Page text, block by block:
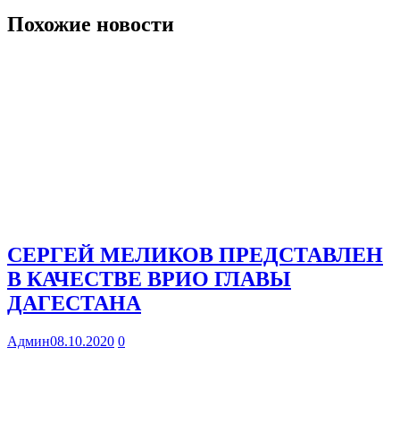
Похожие новости
СЕРГЕЙ МЕЛИКОВ ПРЕДСТАВЛЕН
В КАЧЕСТВЕ ВРИО ГЛАВЫ
ДАГЕСТАНА
Админ08.10.2020 0